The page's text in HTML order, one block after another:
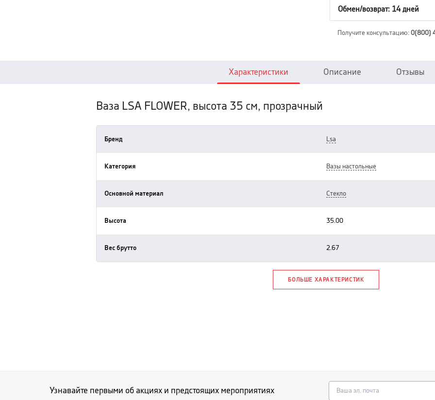
Обмен/возврат: 14 дней
Получите консультацию: 0(800)
Характеристики Описание Отзывы
Ваза LSA FLOWER, высота 35 см, прозрачный
Бренд lsa
Категория вазы настольные
Основной материал стекло
Высота 35.00
Вес брутто 2.67
БОЛЬШЕ ХАРАКТЕРИСТИК
Узнавайте первыми об акциях и предстоящих мероприятиях